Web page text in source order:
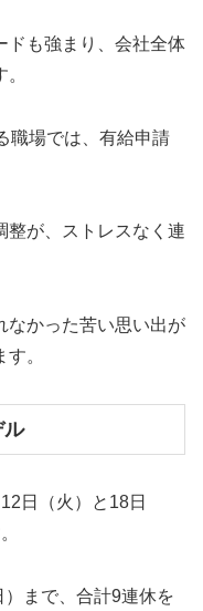
ドも強まり、会社全体
職場では、有給申請
整が、ストレスなく連
なかった苦い思い出が
。
ル
日（火）と18日
まで、合計9連休を